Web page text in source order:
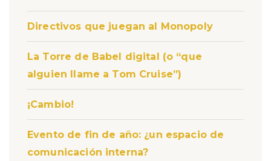
Directivos que juegan al Monopoly
La Torre de Babel digital (o “que
alguien llame a Tom Cruise”)
¡Cambio!
Evento de fin de año: ¿un espacio de
comunicación interna?